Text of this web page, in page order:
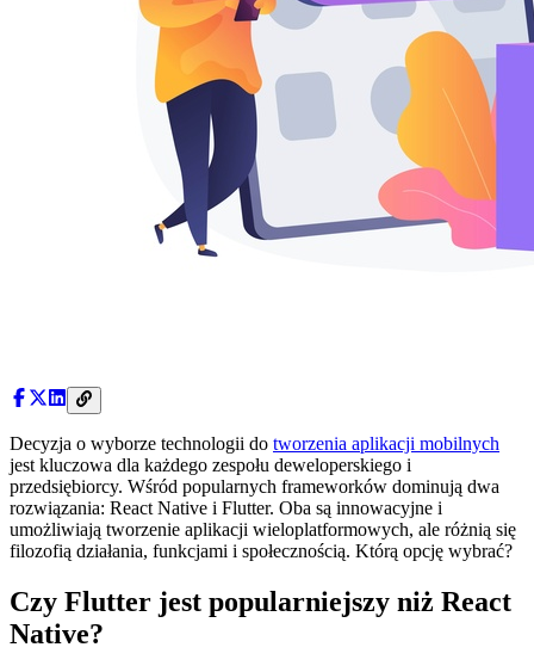
Decyzja o wyborze technologii do tworzenia aplikacji mobilnych
jest kluczowa dla każdego zespołu deweloperskiego i
przedsiębiorcy. Wśród popularnych frameworków dominują dwa
rozwiązania: React Native i Flutter. Oba są innowacyjne i
umożliwiają tworzenie aplikacji wieloplatformowych, ale różnią się
filozofią działania, funkcjami i społecznością. Którą opcję wybrać?
Czy Flutter jest popularniejszy niż React
Native?